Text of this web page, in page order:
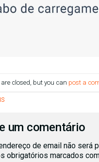
closed, but you can post a
um comentário
de email não será
obrigatórios marcados